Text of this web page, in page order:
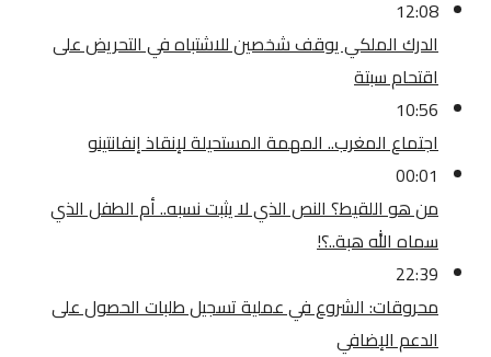
12:08
الدرك الملكي يوقف شخصين للاشتباه في التحريض على
اقتحام سبتة
10:56
اجتماع المغرب.. المهمة المستحيلة لإنقاذ إنفانتينو
00:01
من هو اللقيط؟ النص الذي لا يثبت نسبه.. أم الطفل الذي
سماه الله هبة..؟!
22:39
محروقات: الشروع في عملية تسجيل طلبات الحصول على
الدعم الإضافي